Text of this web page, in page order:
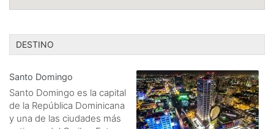
DESTINO
Santo Domingo
Santo Domingo es la capital
de la República Dominicana
y una de las ciudades más